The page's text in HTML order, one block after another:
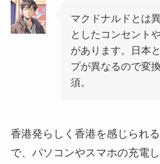
マクドナルドとは
としたコンセント
があります。日本
プが異なるので変
須。
香港発らしく香港を感じられ
で、パソコンやスマホの充電